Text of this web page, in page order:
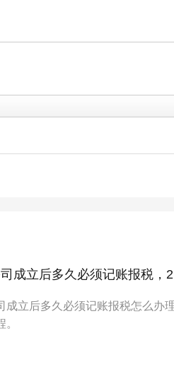
成立后多久必须记账报税，
成立后多久必须记账报税怎么办